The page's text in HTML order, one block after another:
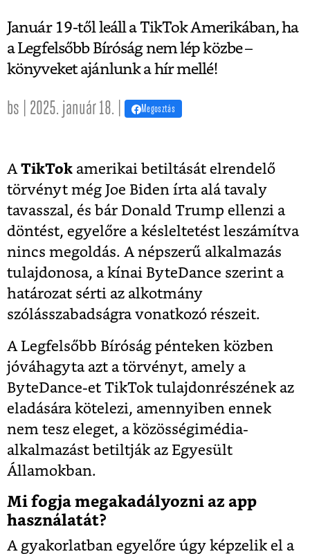
Január 19-től leáll a TikTok Amerikában, ha
a Legfelsőbb Bíróság nem lép közbe –
könyveket ajánlunk a hír mellé!
bs | 2025. január 18. | Megosztás
A TikTok amerikai betiltását elrendelő
törvényt még Joe Biden írta alá tavaly
tavasszal, és bár Donald Trump ellenzi a
döntést, egyelőre a késleltetést leszámítva
nincs megoldás. A népszerű alkalmazás
tulajdonosa, a kínai ByteDance szerint a
határozat sérti az alkotmány
szólásszabadságra vonatkozó részeit.
A Legfelsőbb Bíróság pénteken közben
jóváhagyta azt a törvényt, amely a
ByteDance-et TikTok tulajdonrészének az
eladására kötelezi, amennyiben ennek
nem tesz eleget, a közösségimédia-
alkalmazást betiltják az Egyesült
Államokban.
Mi fogja megakadályozni az app
használatát?
A gyakorlatban egyelőre úgy képzelik el a